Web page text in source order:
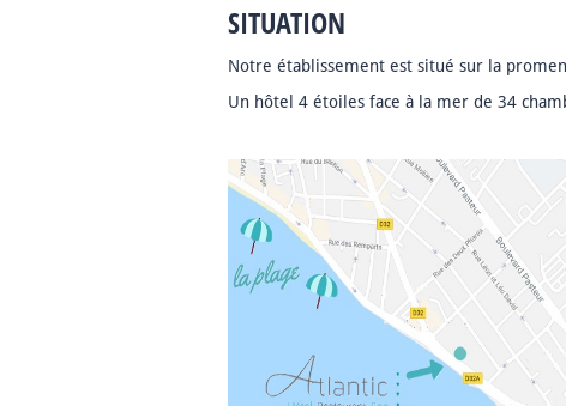
SITUATION
Notre établissement est situé sur la
Un hôtel 4 étoiles face à la mer de 34